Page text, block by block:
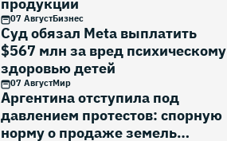
07 АвгустБизнес
Суд обязал Meta выплатить
$567 млн за вред психическому
здоровью детей
07 АвгустМир
Аргентина отступила под
давлением протестов: спорную
норму о продаже земель